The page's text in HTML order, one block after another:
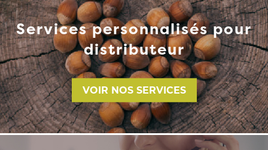
Services personnalisés pour
distributeur
VOIR NOS SERVICES